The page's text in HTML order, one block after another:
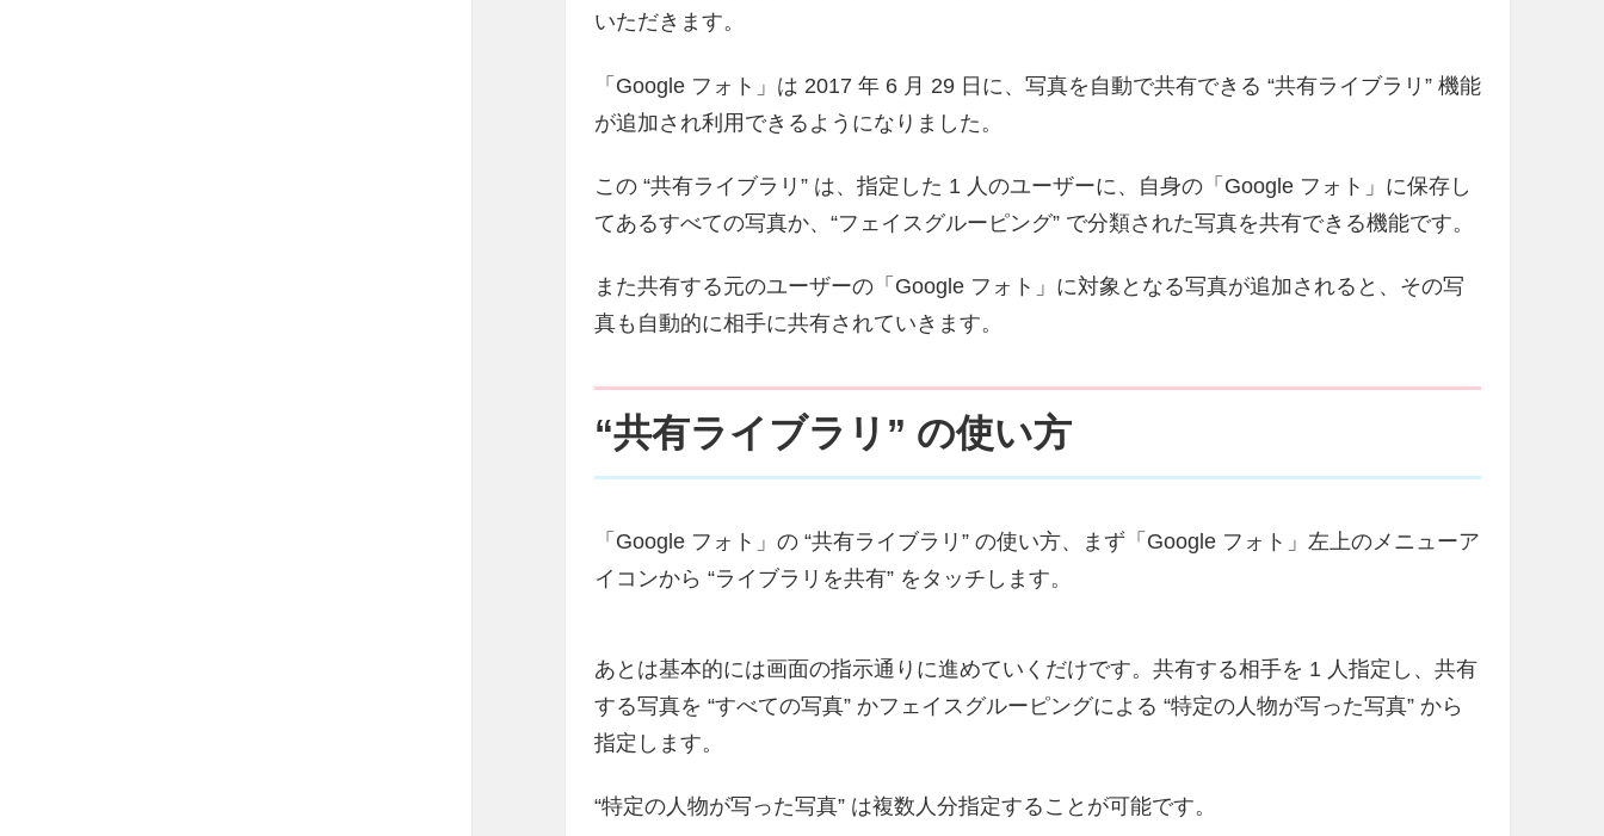
いただきます。
「Google フォト」は 2017 年 6 月 29 日に、写真を自動で共有できる “共有ライブラリ” 機能
が追加され利用できるようになりました。
この “共有ライブラリ” は、指定した 1 人のユーザーに、自身の「Google フォト」に保存し
てあるすべての写真か、“フェイスグルーピング” で分類された写真を共有できる機能です。
また共有する元のユーザーの「Google フォト」に対象となる写真が追加されると、その写
真も自動的に相手に共有されていきます。
“共有ライブラリ” の使い方
「Google フォト」の “共有ライブラリ” の使い方、まず「Google フォト」左上のメニューア
イコンから “ライブラリを共有” をタッチします。
あとは基本的には画面の指示通りに進めていくだけです。共有する相手を 1 人指定し、共有
する写真を “すべての写真” かフェイスグルーピングによる “特定の人物が写った写真” から
指定します。
“特定の人物が写った写真” は複数人分指定することが可能です。